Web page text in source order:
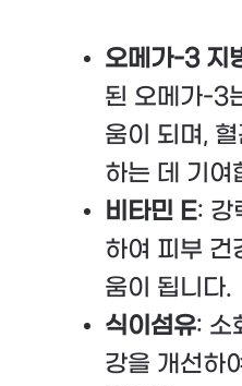
오메가-3 지
된 오메가-3
움이 되며,
하는 데 기여
비타민 E: 강
하여 피부 건
움이 됩니다.
식이섬유: 소
강을 개선하